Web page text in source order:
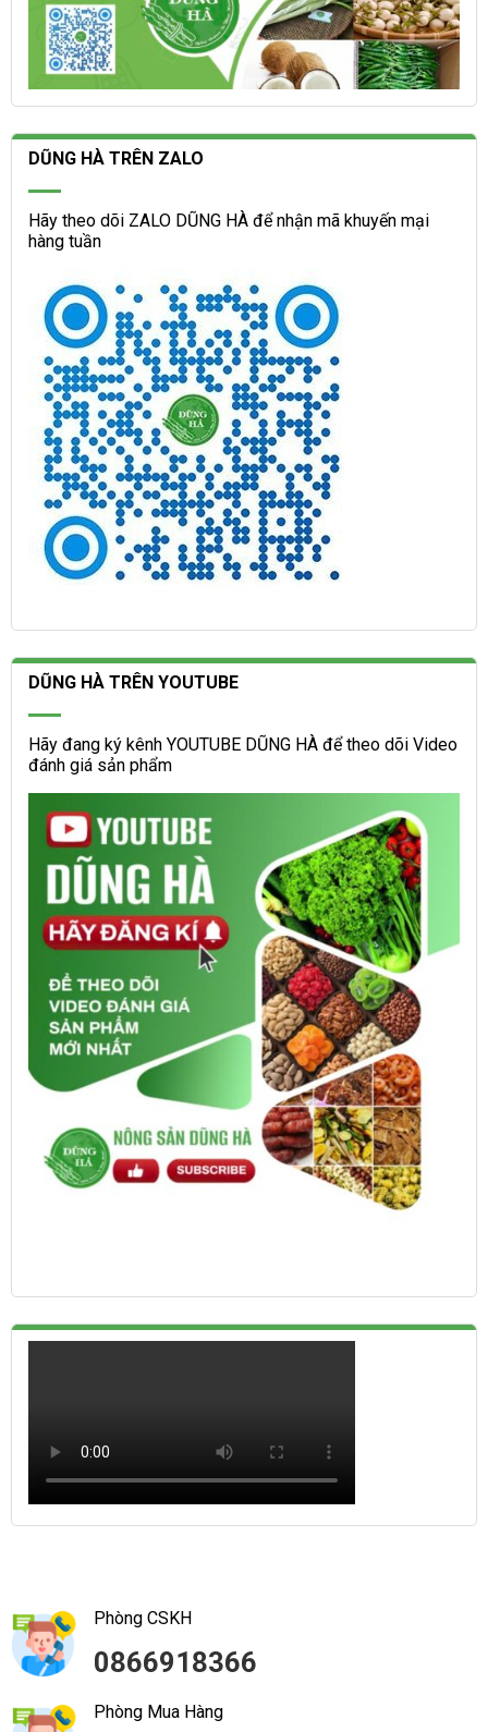
DŨNG HÀ TRÊN ZALO
Hãy theo dõi ZALO DŨNG HÀ để nhận mã khuyến mại
hàng tuần
DŨNG HÀ TRÊN YOUTUBE
Hãy đang ký kênh YOUTUBE DŨNG HÀ để theo dõi Video
đánh giá sản phẩm
Phòng CSKH
0866918366
Phòng Mua Hàng